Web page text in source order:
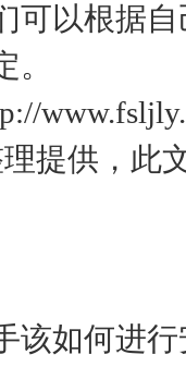
可以根据
提供，此
该如何进